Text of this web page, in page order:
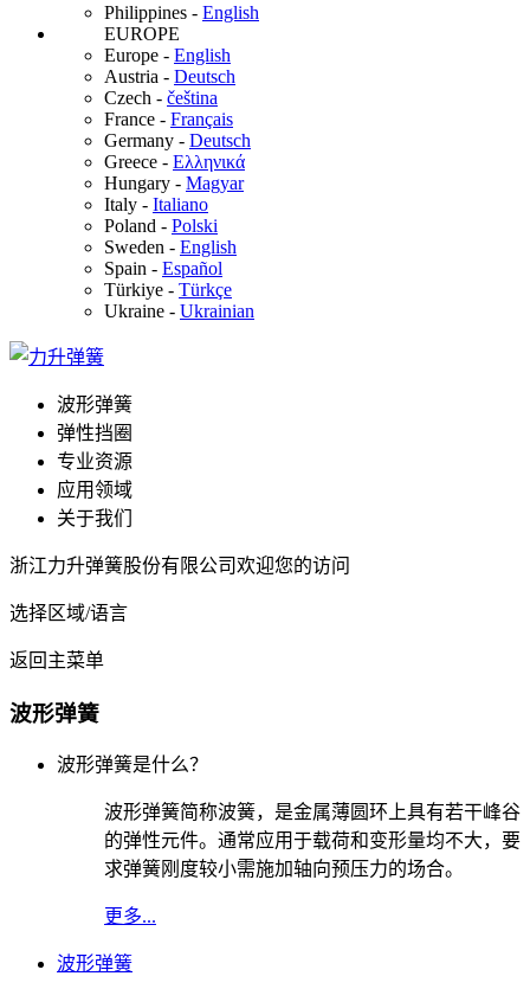
Philippines - English
EUROPE
Europe - English
Austria - Deutsch
Czech - čeština
France - Français
Germany - Deutsch
Greece - Ελληνικά
Hungary - Magyar
Italy - Italiano
Poland - Polski
Sweden - English
Spain - Español
Türkiye - Türkçe
Ukraine - Ukrainian
波形弹簧
弹性挡圈
专业资源
应用领域
关于我们
浙江力升弹簧股份有限公司欢迎您的访问
选择区域/语言
返回主菜单
波形弹簧
波形弹簧是什么？
波形弹簧简称波簧，是金属薄圆环上具有若干峰谷
的弹性元件。通常应用于载荷和变形量均不大，要
求弹簧刚度较小需施加轴向预压力的场合。
更多...
波形弹簧